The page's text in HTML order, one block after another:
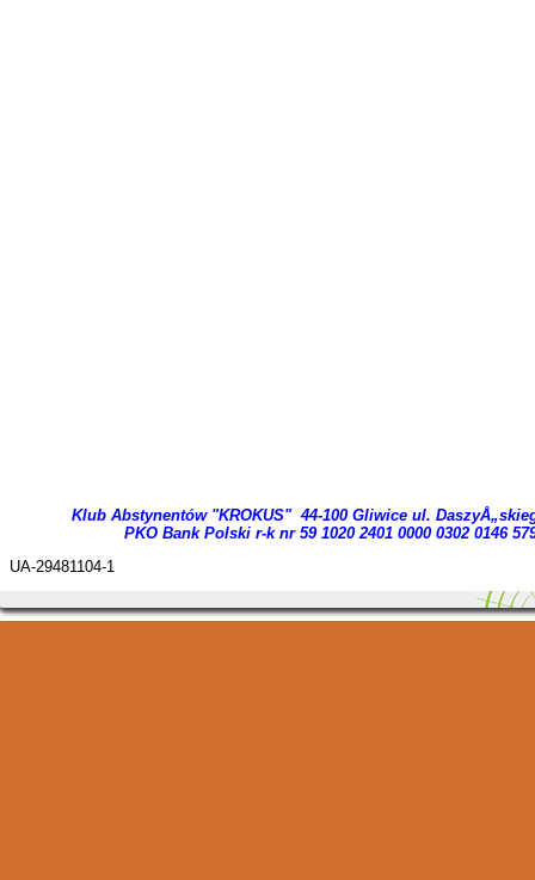
Klub Abstynentów "KROKUS" 44-100 Gliwice ul.
PKO Bank Polski r-k nr 59 1020 2401 0000 0302 0146
UA-29481104-1